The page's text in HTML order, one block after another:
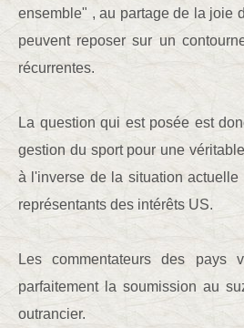
ensemble" , au partage de la joie
peuvent reposer sur un
récurrentes.
La question qui est posée est
gestion du sport pour une
à l'inverse de la situation
représentants des intérêts US.
Les commentateurs des pays
parfaitement la soumission au
outrancier.